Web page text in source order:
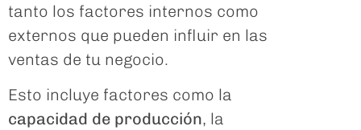
tanto los factores internos como
externos que pueden influir en las
ventas de tu negocio.
Esto incluye factores como la
capacidad de producción, la